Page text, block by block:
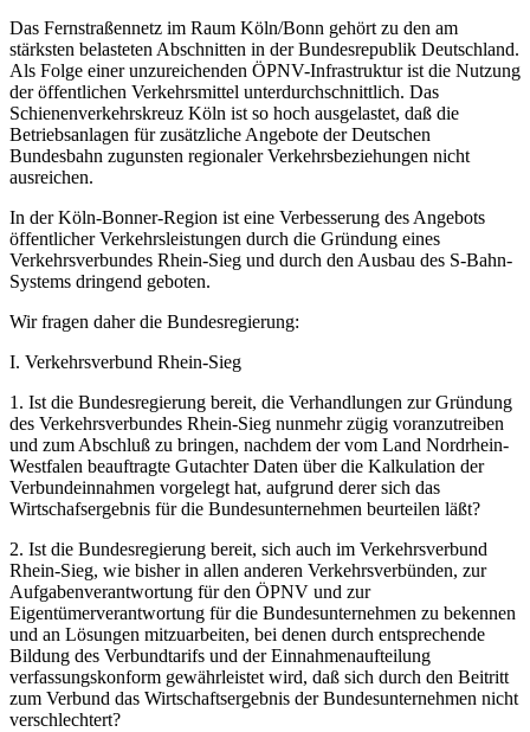
Das Fernstraßennetz im Raum Köln/Bonn gehört zu den am
stärksten belasteten Abschnitten in der Bundesrepublik Deutschland.
Als Folge einer unzureichenden ÖPNV-Infrastruktur ist die Nutzung
der öffentlichen Verkehrsmittel unterdurchschnittlich. Das
Schienenverkehrskreuz Köln ist so hoch ausgelastet, daß die
Betriebsanlagen für zusätzliche Angebote der Deutschen
Bundesbahn zugunsten regionaler Verkehrsbeziehungen nicht
ausreichen.
In der Köln-Bonner-Region ist eine Verbesserung des Angebots
öffentlicher Verkehrsleistungen durch die Gründung eines
Verkehrsverbundes Rhein-Sieg und durch den Ausbau des S-Bahn-
Systems dringend geboten.
Wir fragen daher die Bundesregierung:
I. Verkehrsverbund Rhein-Sieg
1. Ist die Bundesregierung bereit, die Verhandlungen zur Gründung
des Verkehrsverbundes Rhein-Sieg nunmehr zügig voranzutreiben
und zum Abschluß zu bringen, nachdem der vom Land Nordrhein-
Westfalen beauftragte Gutachter Daten über die Kalkulation der
Verbundeinnahmen vorgelegt hat, aufgrund derer sich das
Wirtschafsergebnis für die Bundesunternehmen beurteilen läßt?
2. Ist die Bundesregierung bereit, sich auch im Verkehrsverbund
Rhein-Sieg, wie bisher in allen anderen Verkehrsverbünden, zur
Aufgabenverantwortung für den ÖPNV und zur
Eigentümerverantwortung für die Bundesunternehmen zu bekennen
und an Lösungen mitzuarbeiten, bei denen durch entsprechende
Bildung des Verbundtarifs und der Einnahmenaufteilung
verfassungskonform gewährleistet wird, daß sich durch den Beitritt
zum Verbund das Wirtschaftsergebnis der Bundesunternehmen nicht
verschlechtert?